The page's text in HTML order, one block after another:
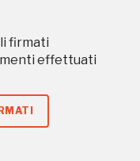
firmati
effettuati
Napoli
Palazzo Strozzi